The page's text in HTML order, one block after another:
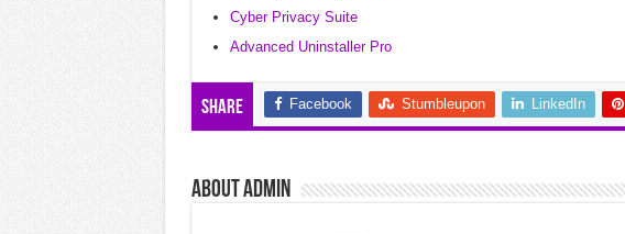
Cyber Privacy Suite
Advanced Uninstaller Pro
Share Facebook Stumbleupon LinkedIn
About admin